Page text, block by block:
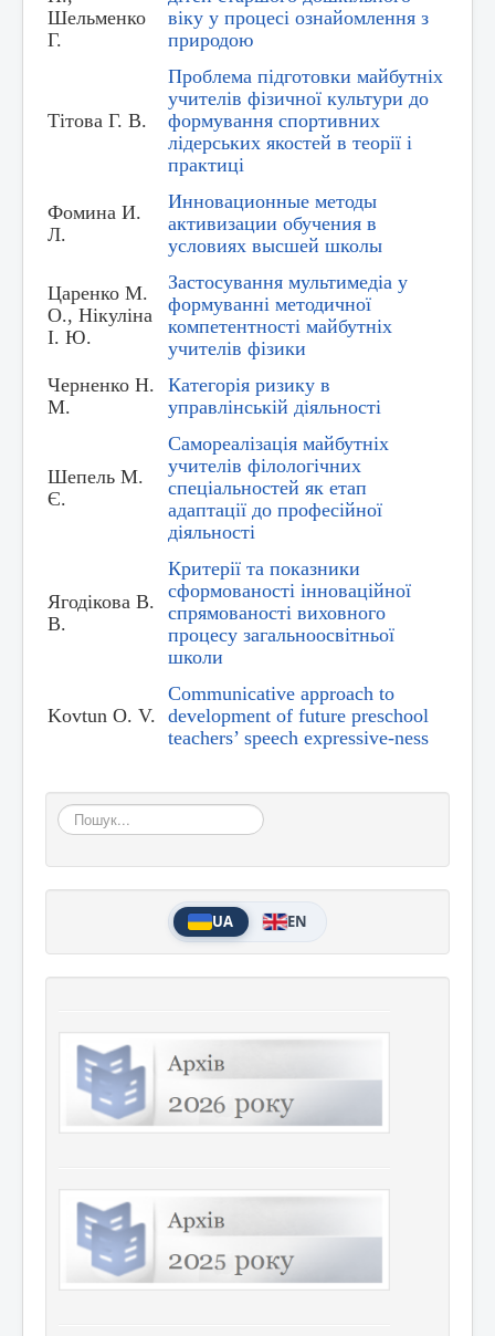
Шельменко
Г.
віку у процесі ознайомлення з
природою
Тітова Г. В.
Проблема підготовки майбутніх
учителів фізичної культури до
формування спортивних
лідерських якостей в теорії і
практиці
Фомина И.
Л.
Инновационные методы
активизации обучения в
условиях высшей школы
Царенко М.
О., Нікуліна
І. Ю.
Застосування мультимедіа у
формуванні методичної
компетентності майбутніх
учителів фізики
Черненко Н.
М.
Категорія ризику в
управлінській діяльності
Шепель М.
Є.
Самореалізація майбутніх
учителів філологічних
спеціальностей як етап
адаптації до професійної
діяльності
Ягодікова В.
В.
Критерії та показники
сформованості інноваційної
спрямованості виховного
процесу загальноосвітньої
школи
Kovtun O. V.
Communicative approach to
development of future preschool
teachers’ speech expressive-ness
Пошук...
UA EN